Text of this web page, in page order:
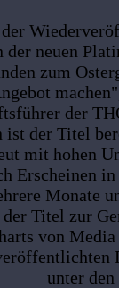
der neuen
zum
der
ist der Titel
mit hohen
Erscheinen
Monate
Titel zur
von
unter